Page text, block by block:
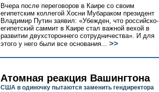
Вчера после переговоров в Каире со своим
египетским коллегой Хосни Мубараком президент
Владимир Путин заявил: «Убежден, что российско-
египетский саммит в Каире стал важной вехой в
развитии двухстороннего сотрудничества». И для
этого у него были все основания... >>
Атомная реакция Вашингтона
США в одиночку пытаются заменить гендиректора